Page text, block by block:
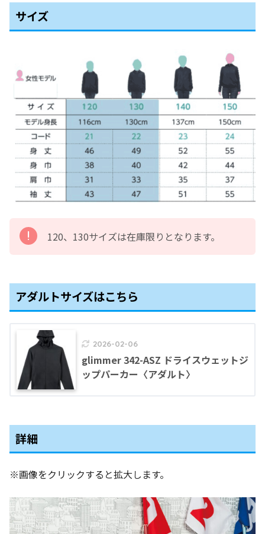
サイズ
120、130サイズは在庫限りとなります。
アダルトサイズはこちら
2026-02-06
glimmer 342-ASZ ドライスウェットジ
ップパーカー〈アダルト〉
詳細
※画像をクリックすると拡大します。